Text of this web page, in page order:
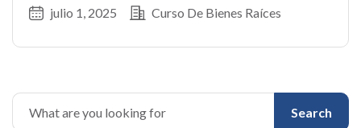
julio 1, 2025 Curso De Bienes Raíces
Search